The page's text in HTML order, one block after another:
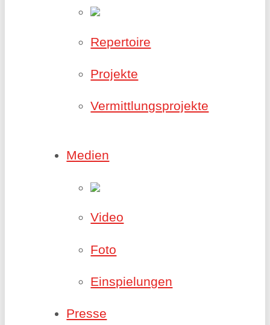
Repertoire
Projekte
Vermittlungsprojekte
Medien
Video
Foto
Einspielungen
Presse